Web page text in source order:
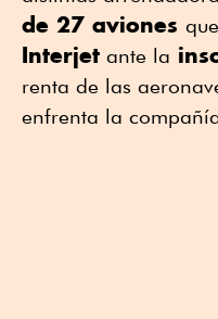
de 27 aviones
Interjet ante la
renta de las
enfrenta la